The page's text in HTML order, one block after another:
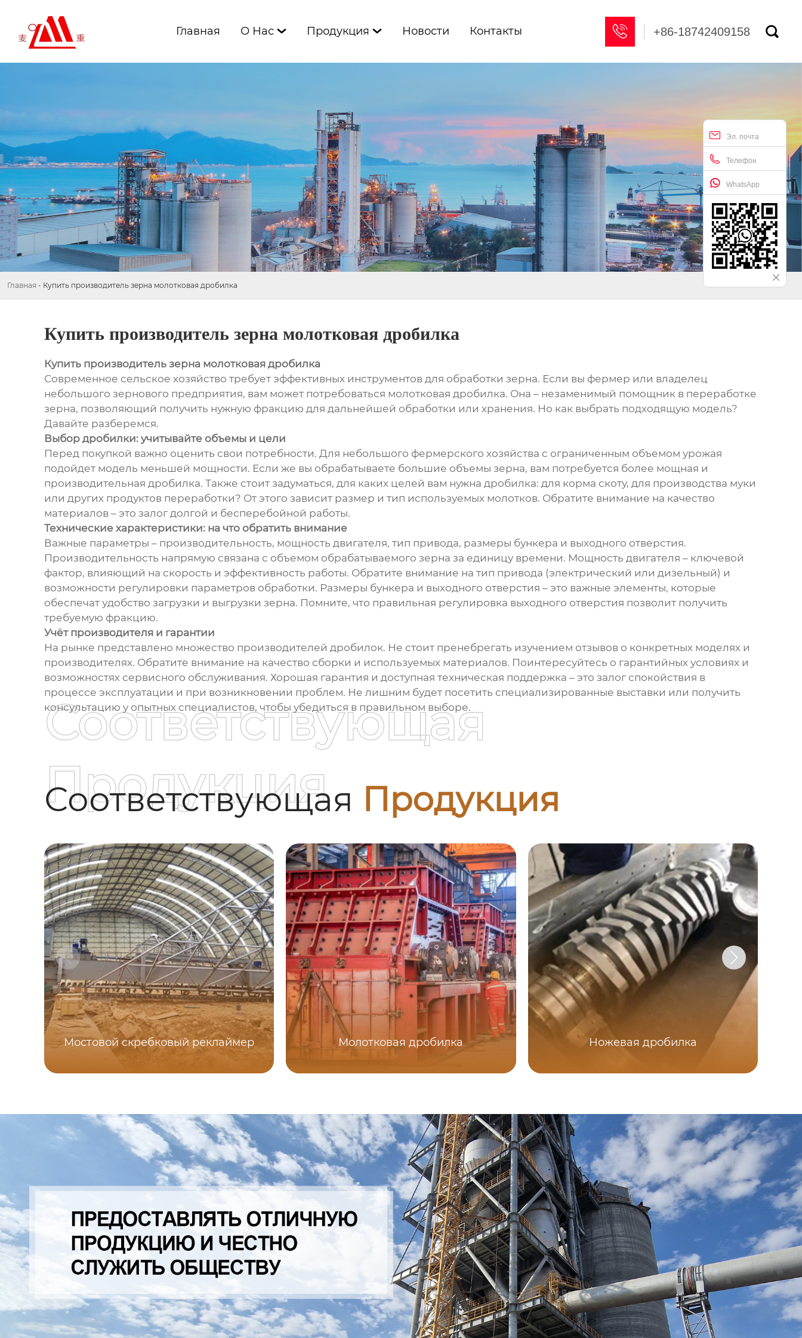
Главная О Нас  Продукция  Новости Контакты  +86-18742409158 
Эл. почта
Телефон
WhatsApp
Главная - Купить производитель зерна молотковая дробилка
Купить производитель зерна молотковая дробилка
Купить производитель зерна молотковая дробилка
Современное сельское хозяйство требует эффективных инструментов для обработки зерна. Если вы фермер или владелец
небольшого зернового предприятия, вам может потребоваться молотковая дробилка. Она – незаменимый помощник в переработке
зерна, позволяющий получить нужную фракцию для дальнейшей обработки или хранения. Но как выбрать подходящую модель?
Давайте разберемся.
Выбор дробилки: учитывайте объемы и цели
Перед покупкой важно оценить свои потребности. Для небольшого фермерского хозяйства с ограниченным объемом урожая
подойдет модель меньшей мощности. Если же вы обрабатываете большие объемы зерна, вам потребуется более мощная и
производительная дробилка. Также стоит задуматься, для каких целей вам нужна дробилка: для корма скоту, для производства муки
или других продуктов переработки? От этого зависит размер и тип используемых молотков. Обратите внимание на качество
материалов – это залог долгой и бесперебойной работы.
Технические характеристики: на что обратить внимание
Важные параметры – производительность, мощность двигателя, тип привода, размеры бункера и выходного отверстия.
Производительность напрямую связана с объемом обрабатываемого зерна за единицу времени. Мощность двигателя – ключевой
фактор, влияющий на скорость и эффективность работы. Обратите внимание на тип привода (электрический или дизельный) и
возможности регулировки параметров обработки. Размеры бункера и выходного отверстия – это важные элементы, которые
обеспечат удобство загрузки и выгрузки зерна. Помните, что правильная регулировка выходного отверстия позволит получить
требуемую фракцию.
Учёт производителя и гарантии
На рынке представлено множество производителей дробилок. Не стоит пренебрегать изучением отзывов о конкретных моделях и
производителях. Обратите внимание на качество сборки и используемых материалов. Поинтересуйтесь о гарантийных условиях и
возможностях сервисного обслуживания. Хорошая гарантия и доступная техническая поддержка – это залог спокойствия в
процессе эксплуатации и при возникновении проблем. Не лишним будет посетить специализированные выставки или получить
консультацию у опытных специалистов, чтобы убедиться в правильном выборе.
Соответствующая Продукция
Соответствующая
Продукция
Мостовой скребковый реклаймер Молотковая дробилка Ножевая дробилка